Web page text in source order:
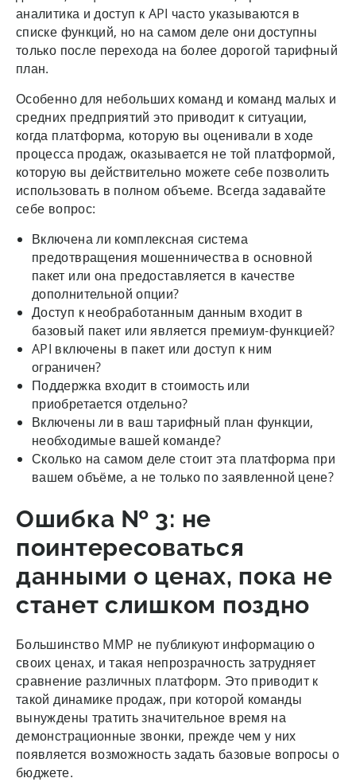
аналитика и доступ к API часто указываются в
списке функций, но на самом деле они доступны
только после перехода на более дорогой тарифный
план.
Особенно для небольших команд и команд малых и
средних предприятий это приводит к ситуации,
когда платформа, которую вы оценивали в ходе
процесса продаж, оказывается не той платформой,
которую вы действительно можете себе позволить
использовать в полном объеме. Всегда задавайте
себе вопрос:
Включена ли комплексная система
предотвращения мошенничества в основной
пакет или она предоставляется в качестве
дополнительной опции?
Доступ к необработанным данным входит в
базовый пакет или является премиум-функцией?
API включены в пакет или доступ к ним
ограничен?
Поддержка входит в стоимость или
приобретается отдельно?
Включены ли в ваш тарифный план функции,
необходимые вашей команде?
Сколько на самом деле стоит эта платформа при
вашем объёме, а не только по заявленной цене?
Ошибка № 3: не
поинтересоваться
данными о ценах, пока не
станет слишком поздно
Большинство MMP не публикуют информацию о
своих ценах, и такая непрозрачность затрудняет
сравнение различных платформ. Это приводит к
такой динамике продаж, при которой команды
вынуждены тратить значительное время на
демонстрационные звонки, прежде чем у них
появляется возможность задать базовые вопросы о
бюджете.